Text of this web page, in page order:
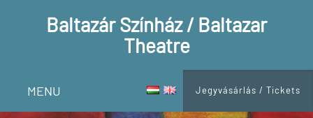
Baltazár Színház / Baltazar
Theatre
MENU Jegyvásárlás / Tickets